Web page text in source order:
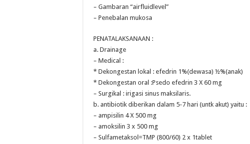
– Gambaran “airfluidlevel”
– Penebalan mukosa
PENATALAKSANAAN :
a. Drainage
– Medical :
* Dekongestan lokal : efedrin 1%(dewasa) ½%(anak)
* Dekongestan oral :Psedo efedrin 3 X 60 mg
– Surgikal : irigasi sinus maksilaris.
b. antibiotik diberikan dalam 5-7 hari (untk akut) yaitu :
– ampisilin 4 X 500 mg
– amoksilin 3 x 500 mg
– Sulfametaksol=TMP (800/60) 2 x 1tablet